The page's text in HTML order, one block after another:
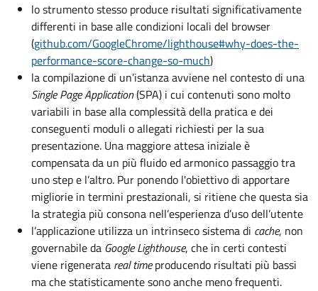
lo strumento stesso produce risultati significativamente
differenti in base alle condizioni locali del browser
(github.com/GoogleChrome/lighthouse#why-does-the-
performance-score-change-so-much)
la compilazione di un’istanza avviene nel contesto di una
Single Page Application(SPA) i cui contenuti sono molto
variabili in base alla complessità della pratica e dei
conseguenti moduli o allegati richiesti per la sua
presentazione. Una maggiore attesa iniziale è
compensata da un più fluido ed armonico passaggio tra
uno step e l’altro. Pur ponendo l'obiettivo di apportare
migliorie in termini prestazionali, si ritiene che questa sia
la strategia più consona nell’esperienza d’uso dell’utente
l’applicazione utilizza un intrinseco sistema di cache, non
governabile da Google Lighthouse, che in certi contesti
viene rigenerata real timeproducendo risultati più bassi
ma che statisticamente sono anche meno frequenti.